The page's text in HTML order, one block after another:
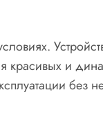
красивых и
без